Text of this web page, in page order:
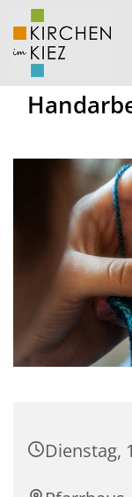
Dienstag,